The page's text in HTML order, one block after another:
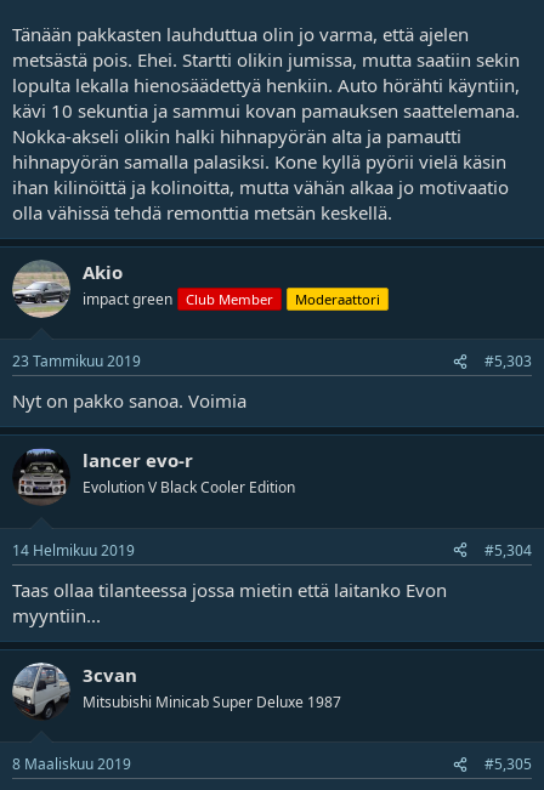
Tänään pakkasten lauhduttua olin jo varma, että ajelen
metsästä pois. Ehei. Startti olikin jumissa, mutta saatiin sekin
lopulta lekalla hienosäädettyä henkiin. Auto hörähti käyntiin,
kävi 10 sekuntia ja sammui kovan pamauksen saattelemana.
Nokka-akseli olikin halki hihnapyörän alta ja pamautti
hihnapyörän samalla palasiksi. Kone kyllä pyörii vielä käsin
ihan kilinöittä ja kolinoitta, mutta vähän alkaa jo motivaatio
olla vähissä tehdä remonttia metsän keskellä.
Akio
impact green Club Member Moderaattori
23 Tammikuu 2019 #5,303
Nyt on pakko sanoa. Voimia
lancer evo-r
Evolution V Black Cooler Edition
14 Helmikuu 2019 #5,304
Taas ollaa tilanteessa jossa mietin että laitanko Evon
myyntiin...
3cvan
Mitsubishi Minicab Super Deluxe 1987
8 Maaliskuu 2019 #5,305